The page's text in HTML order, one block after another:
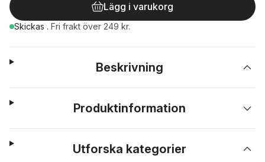
Lägg i varukorg
Skickas . Fri frakt över 249 kr.
Beskrivning
Produktinformation
Utforska kategorier